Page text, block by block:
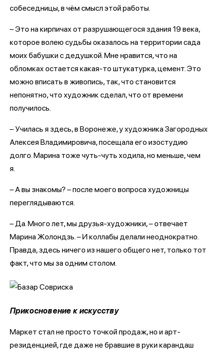
собеседницы, в чём смысл этой работы.
– Это на кирпичах от разрушающегося здания 19 века,
которое волею судьбы оказалось на территории сада
моих бабушки с дедушкой. Мне нравится, что на
обломках остается какая-то штукатурка, цемент. Это
можно вписать в живопись, так, что становится
непонятно, что художник сделал, что от времени
получилось.
– Училась я здесь, в Воронеже, у художника Загородных
Алексея Владимировича, посещала его изостудию
долго. Марина тоже чуть-чуть ходила, но меньше, чем
я.
– А вы знакомы? – после моего вопроса художницы
переглядываются.
– Да. Много лет, мы друзья-художники, – отвечает
Марина Жолондзь. – И коллабы делали неоднократно.
Правда, здесь ничего из нашего общего нет, только тот
факт, что мы за одним столом.
Прикосновение к искусству
Маркет стал не просто точкой продаж, но и арт-
резиденцией, где даже не бравшие в руки карандаш